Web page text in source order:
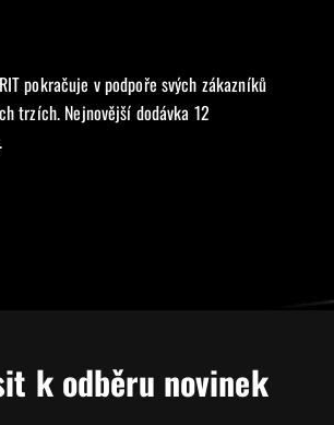
pokračuje v podpoře svých zákazníků
trzích. Nejnovější dodávka 12
k odběru novinek